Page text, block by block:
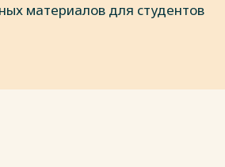
материалов для студентов